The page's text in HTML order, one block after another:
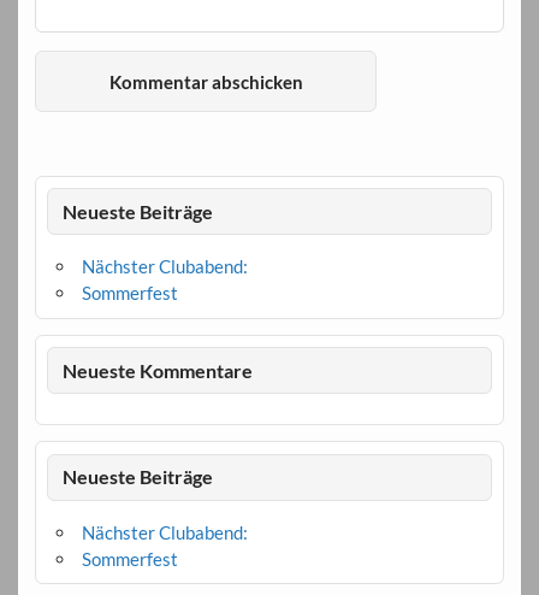
Neueste Beiträge
Nächster Clubabend:
Sommerfest
Neueste Kommentare
Neueste Beiträge
Nächster Clubabend:
Sommerfest